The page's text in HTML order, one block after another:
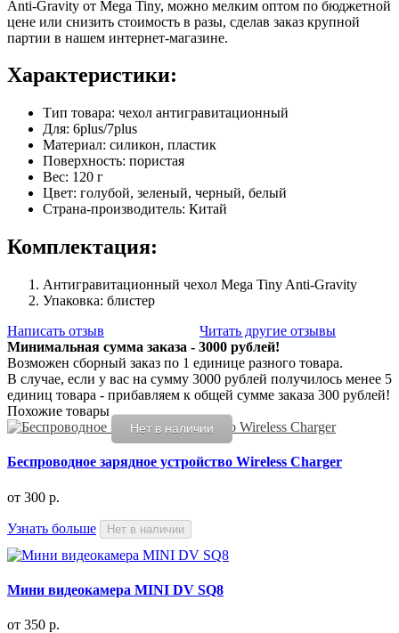
Anti-Gravity от Mega Tiny, можно мелким оптом по бюджетной
цене или снизить стоимость в разы, сделав заказ крупной
партии в нашем интернет-магазине.
Характеристики:
Тип товара: чехол антигравитационный
Для: 6plus/7plus
Материал: силикон, пластик
Поверхность: пористая
Вес: 120 г
Цвет: голубой, зеленый, черный, белый
Страна-производитель: Китай
Комплектация:
Антигравитационный чехол Mega Tiny Anti-Gravity
Упаковка: блистер
Написать отзыв
Читать другие отзывы
Минимальная сумма заказа - 3000 рублей!
Возможен сборный заказ по 1 единице разного товара.
В случае, если у вас на сумму 3000 рублей получилось менее 5
единиц товара - прибавляем к общей сумме заказа 300 рублей!
Похожие товары
Нет в наличии
Беспроводное зарядное устройство Wireless Charger
от 300 р.
Узнать больше Нет в наличии
Мини видеокамера MINI DV SQ8
от 350 р.